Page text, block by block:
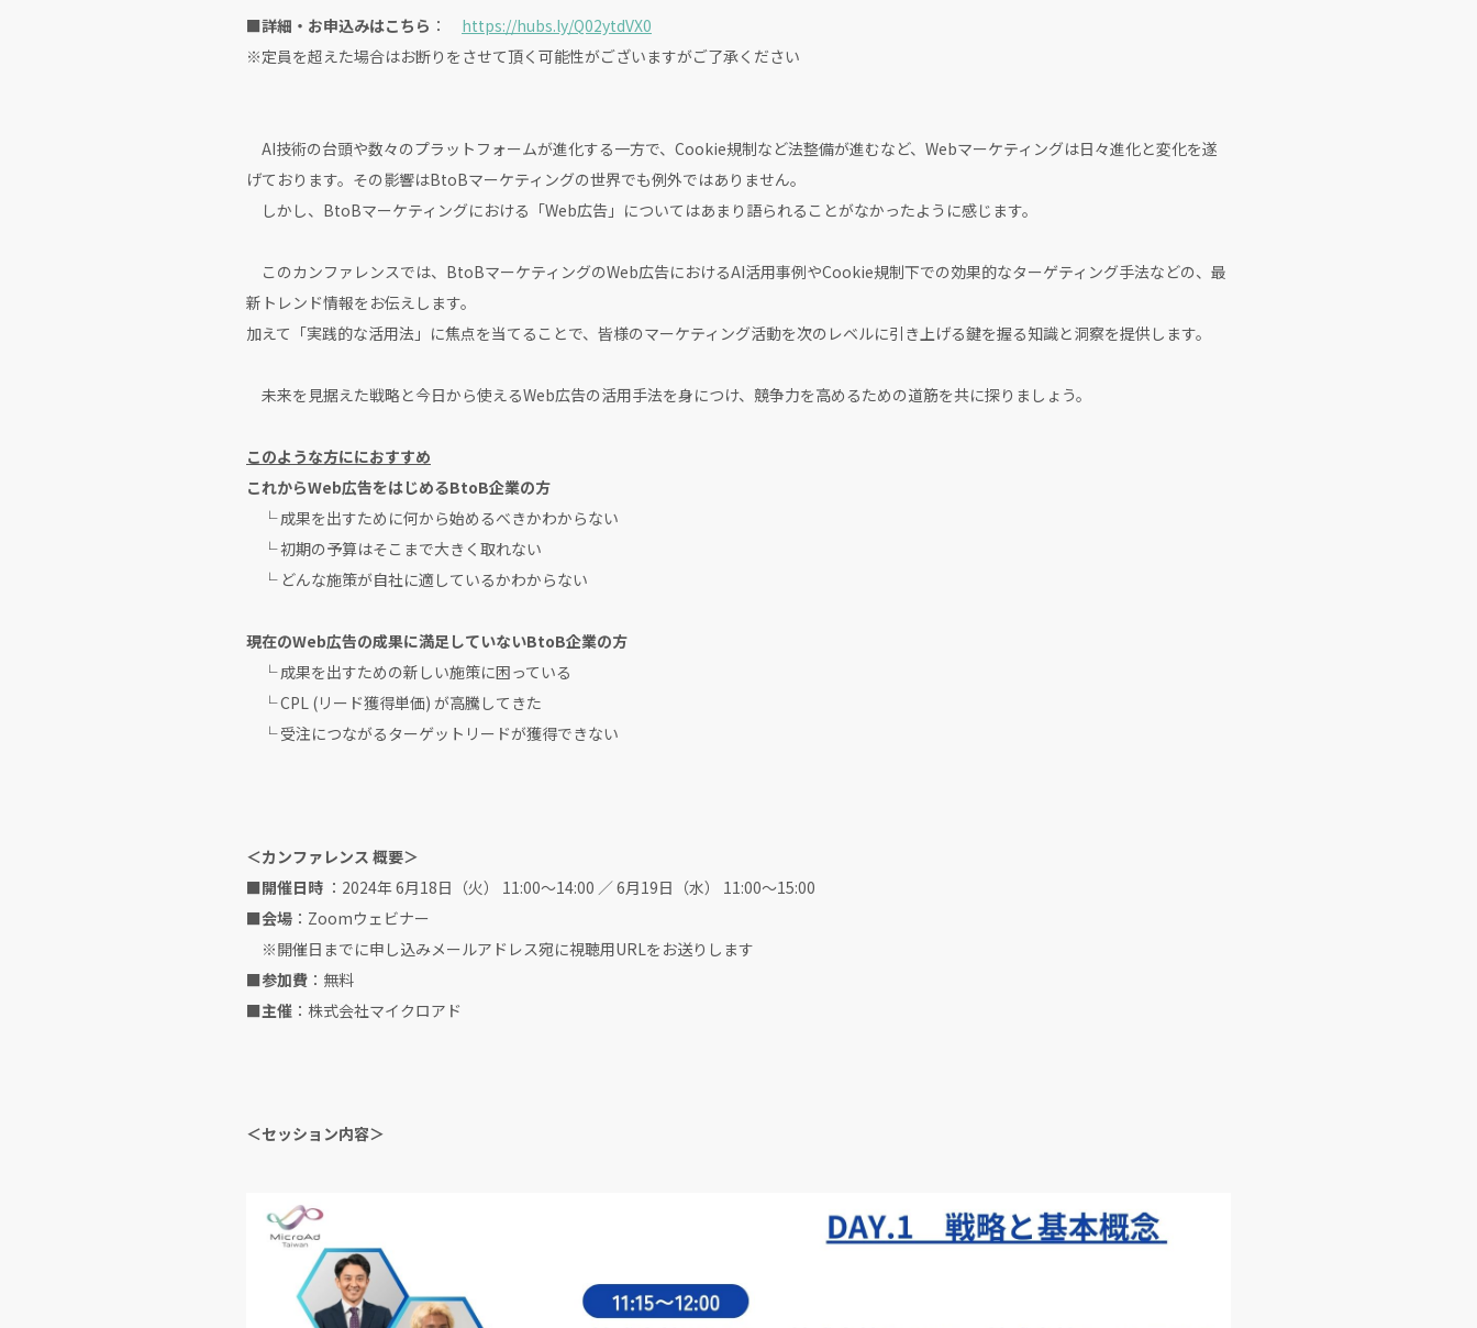
■詳細・お申込みはこちら ： https://hubs.ly/Q02ytdVX0
※定員を超えた場合はお断りをさせて頂く可能性がございますがご了承ください
AI技術の台頭や数々のプラットフォームが進化する一方で、Cookie規制など法整備が進むなど、Webマーケティングは日々進化と変化を遂
げております。その影響はBtoBマーケティングの世界でも例外ではありません。
しかし、BtoBマーケティングにおける「Web広告」についてはあまり語られることがなかったように感じます。
このカンファレンスでは、BtoBマーケティングのWeb広告におけるAI活用事例やCookie規制下での効果的なターゲティング手法などの、最
新トレンド情報をお伝えします。
加えて「実践的な活用法」に焦点を当てることで、皆様のマーケティング活動を次のレベルに引き上げる鍵を握る知識と洞察を提供します。
未来を見据えた戦略と今日から使えるWeb広告の活用手法を身につけ、競争力を高めるための道筋を共に探りましょう。
このような方ににおすすめ
これからWeb広告をはじめるBtoB企業の方
└ 成果を出すために何から始めるべきかわからない
└ 初期の予算はそこまで大きく取れない
└ どんな施策が自社に適しているかわからない
現在のWeb広告の成果に満足していないBtoB企業の方
└ 成果を出すための新しい施策に困っている
└ CPL (リード獲得単価) が高騰してきた
└ 受注につながるターゲットリードが獲得できない
＜カンファレンス 概要＞
■開催日時 ：2024年 6月18日（火） 11:00〜14:00 ／ 6月19日（水） 11:00〜15:00
■会場 ：Zoomウェビナー
※開催日までに申し込みメールアドレス宛に視聴用URLをお送りします
■参加費 ：無料
■主催 ：株式会社マイクロアド
＜セッション内容＞